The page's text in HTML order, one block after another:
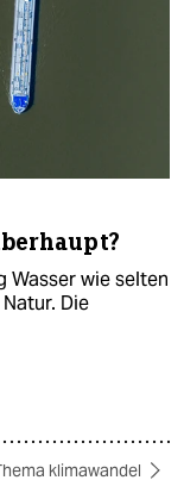
Wasser wie selten
Die
klimawandel